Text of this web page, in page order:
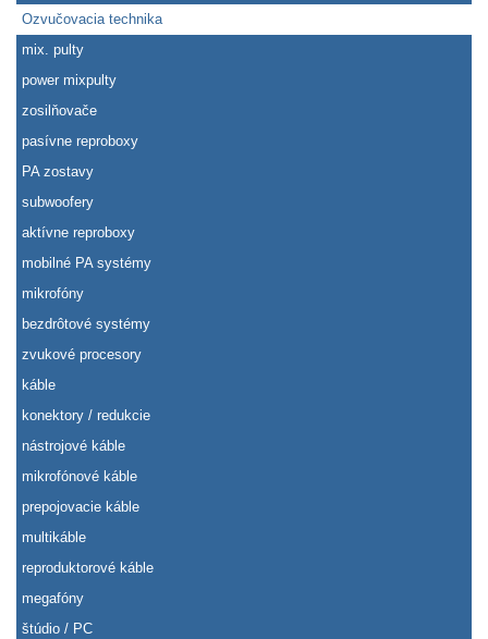
Ozvučovacia technika
mix. pulty
power mixpulty
zosilňovače
pasívne reproboxy
PA zostavy
subwoofery
aktívne reproboxy
mobilné PA systémy
mikrofóny
bezdrôtové systémy
zvukové procesory
káble
konektory / redukcie
nástrojové káble
mikrofónové káble
prepojovacie káble
multikáble
reproduktorové káble
megafóny
štúdio / PC